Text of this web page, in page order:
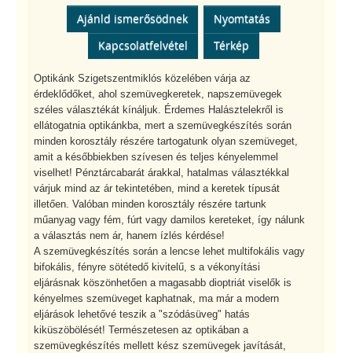
Ajánld ismerősödnek
Nyomtatás
Kapcsolatfelvétel
Térkép
Optikánk Szigetszentmiklós közelében várja az
érdeklődőket, ahol szemüvegkeretek, napszemüvegek
széles választékát kínáljuk. Érdemes Halásztelekről is
ellátogatnia optikánkba, mert a szemüvegkészítés során
minden korosztály részére tartogatunk olyan szemüveget,
amit a későbbiekben szívesen és teljes kényelemmel
viselhet! Pénztárcabarát árakkal, hatalmas választékkal
várjuk mind az ár tekintetében, mind a keretek típusát
illetően. Valóban minden korosztály részére tartunk
műanyag vagy fém, fúrt vagy damilos kereteket, így nálunk
a választás nem ár, hanem ízlés kérdése!
A szemüvegkészítés során a lencse lehet multifokális vagy
bifokális, fényre sötétedő kivitelű, s a vékonyítási
eljárásnak köszönhetően a magasabb dioptriát viselők is
kényelmes szemüveget kaphatnak, ma már a modern
eljárások lehetővé teszik a "szódásüveg" hatás
kiküszöbölését! Természetesen az optikában a
szemüvegkészítés mellett kész szemüvegek javítását,